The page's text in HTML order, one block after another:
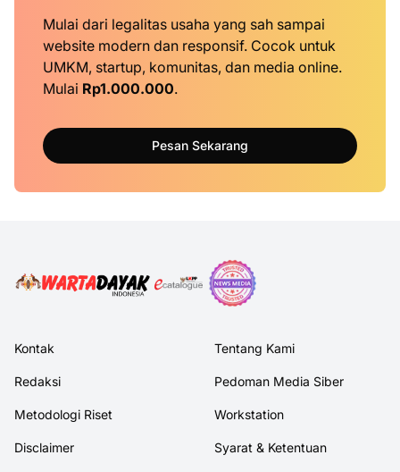
Mulai dari legalitas usaha yang sah sampai
website modern dan responsif. Cocok untuk
UMKM, startup, komunitas, dan media online.
Mulai Rp1.000.000.
Pesan Sekarang
Kontak Tentang Kami
Redaksi Pedoman Media Siber
Metodologi Riset Workstation
Disclaimer Syarat & Ketentuan